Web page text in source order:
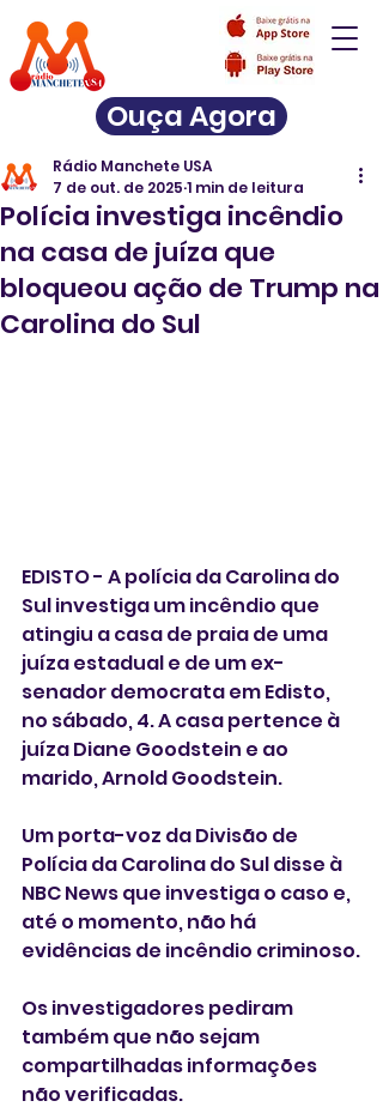
Ouça Agora
Polícia investiga incêndio
na casa de juíza que
bloqueou ação de Trump na
Carolina do Sul
Rádio Manchete USA
7 de out. de 2025 1 min de leitura
EDISTO - A polícia da Carolina do
Sul investiga um incêndio que
atingiu a casa de praia de uma
juíza estadual e de um ex-
senador democrata em Edisto,
no sábado, 4. A casa pertence à
juíza Diane Goodstein e ao
marido, Arnold Goodstein.
Um porta-voz da Divisão de
Polícia da Carolina do Sul disse à
NBC News que investiga o caso e,
até o momento, não há
evidências de incêndio criminoso.
Os investigadores pediram
também que não sejam
compartilhadas informações
não verificadas.